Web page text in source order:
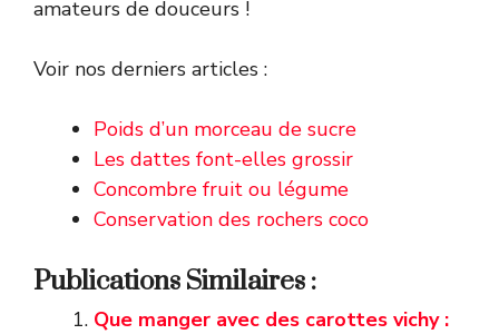
amateurs de douceurs !
Voir nos derniers articles :
Poids d’un morceau de sucre
Les dattes font-elles grossir
Concombre fruit ou légume
Conservation des rochers coco
Publications Similaires :
Que manger avec des carottes vichy :